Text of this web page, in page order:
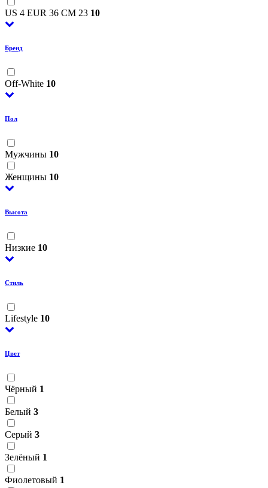
US 4 EUR 36 CM 23 10
Бренд
Off-White 10
Пол
Мужчины 10
Женщины 10
Высота
Низкие 10
Стиль
Lifestyle 10
Цвет
Чёрный 1
Белый 3
Серый 3
Зелёный 1
Фиолетовый 1